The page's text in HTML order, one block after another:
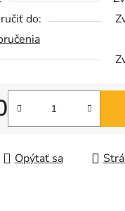
do:
cena:
Opýtať sa